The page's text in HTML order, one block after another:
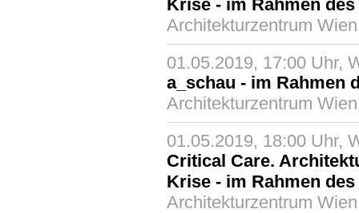
Krise - im Rahmen
Architekturzentrum Wien
01.05.2019, 17:00 Uhr,
a_schau - im Rahmen
Architekturzentrum Wien
01.05.2019, 18:00 Uhr,
Critical Care.
Krise - im Rahmen
Architekturzentrum Wien